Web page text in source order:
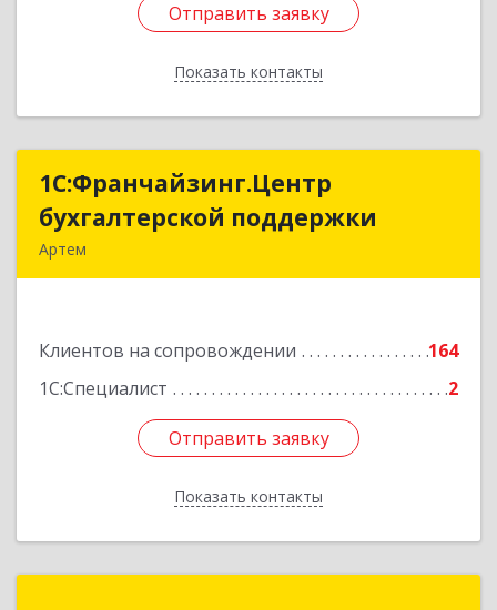
Отправить заявку
Показать контакты
Отправить заявку
Назад
1С:Франчайзинг.Центр
бухгалтерской поддержки
Артем
Клиентов на сопровождении
164
1С:Специалист
2
Отправить заявку
Показать контакты
1С:Франчайзинг.Центр
бухгалтерской поддержки
Подробнее
Отправить заявку
Назад